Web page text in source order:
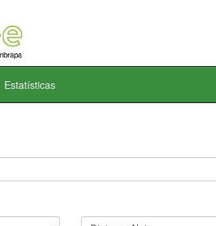
Estatísticas